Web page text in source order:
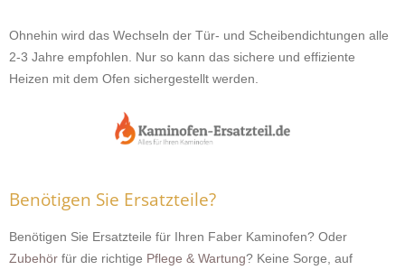
Ohnehin wird das Wechseln der Tür- und Scheibendichtungen alle
2-3 Jahre empfohlen. Nur so kann das sichere und effiziente
Heizen mit dem Ofen sichergestellt werden.
Benötigen Sie Ersatzteile?
Benötigen Sie Ersatzteile für Ihren Faber Kaminofen? Oder
Zubehör für die richtige Pflege & Wartung? Keine Sorge, auf